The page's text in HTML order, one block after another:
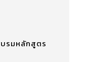
รมหลักสูตร